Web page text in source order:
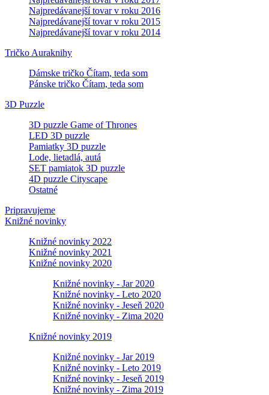
Najpredávanejší tovar v roku 2016
Najpredávanejší tovar v roku 2015
Najpredávanejší tovar v roku 2014
Tričko Auraknihy
Dámske tričko Čítam, teda som
Pánske tričko Čítam, teda som
3D Puzzle
3D puzzle Game of Thrones
LED 3D puzzle
Pamiatky 3D puzzle
Lode, lietadlá, autá
SET pamiatok 3D puzzle
4D puzzle Cityscape
Ostatné
Pripravujeme
Knižné novinky
Knižné novinky 2022
Knižné novinky 2021
Knižné novinky 2020
Knižné novinky - Jar 2020
Knižné novinky - Leto 2020
Knižné novinky - Jeseň 2020
Knižné novinky - Zima 2020
Knižné novinky 2019
Knižné novinky - Jar 2019
Knižné novinky - Leto 2019
Knižné novinky - Jeseň 2019
Knižné novinky - Zima 2019